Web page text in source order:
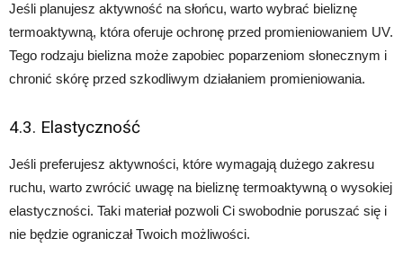
Jeśli planujesz aktywność na słońcu, warto wybrać bieliznę
termoaktywną, która oferuje ochronę przed promieniowaniem UV.
Tego rodzaju bielizna może zapobiec poparzeniom słonecznym i
chronić skórę przed szkodliwym działaniem promieniowania.
4.3. Elastyczność
Jeśli preferujesz aktywności, które wymagają dużego zakresu
ruchu, warto zwrócić uwagę na bieliznę termoaktywną o wysokiej
elastyczności. Taki materiał pozwoli Ci swobodnie poruszać się i
nie będzie ograniczał Twoich możliwości.